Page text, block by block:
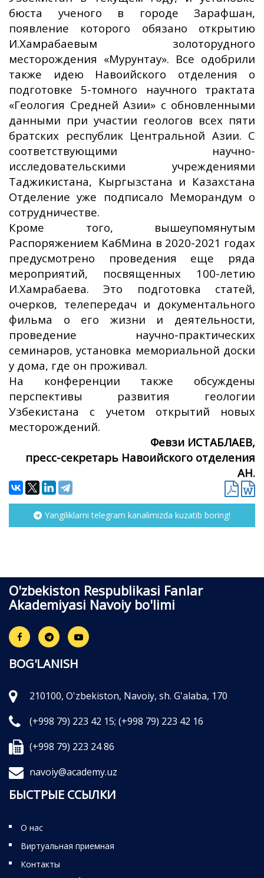
бюста ученого в городе Зарафшан,
появление которого обязано открытию
И.Хамрабаевым золоторудного
месторождения «Мурунтау». Все одобрили
также идею Навоийского отделения о
подготовке 5-томного научного трактата
«Геология Средней Азии» с обновленными
данными при участии геологов всех пяти
братских республик Центральной Азии. С
соответствующими научно-
исследовательскими учреждениями
Таджикистана, Кыргызстана и Казахстана
Отделение уже подписало Меморандум о
сотрудничестве.
Кроме того, вышеупомянутым
Распоряжением КабМина в 2020-2021 годах
предусмотрено проведения еще ряда
мероприятий, посвященных 100-летию
И.Хамрабаева. Это подготовка статей,
очерков, телепередач и документального
фильма о его жизни и деятельности,
проведение научно-практических
семинаров, установка мемориальной доски
у дома, где он проживал.
На конференции также обсуждены
перспективы развития геологии
Узбекистана с учетом открытий новых
месторождений.
Февзи ИСТАБЛАЕВ,
пресс-секретарь Навоийского отделения
АН.
Yangiliklarni telegram kanalimizda kuzatib boring!
O'zbekiston Respublikasi Fanlar
Akademiyasi Navoiy bo'limi
BOG'LANISH
210100, O'zbekiston, Navoiy, sh. G'alaba, 170
(+998 79) 223 42 15; (+998 79) 223 42 16
(+998 79) 223 24 86
navoiy@academy.uz
БЫСТРЫЕ ССЫЛКИ
О нас
Виртуальная приемная
Контакты